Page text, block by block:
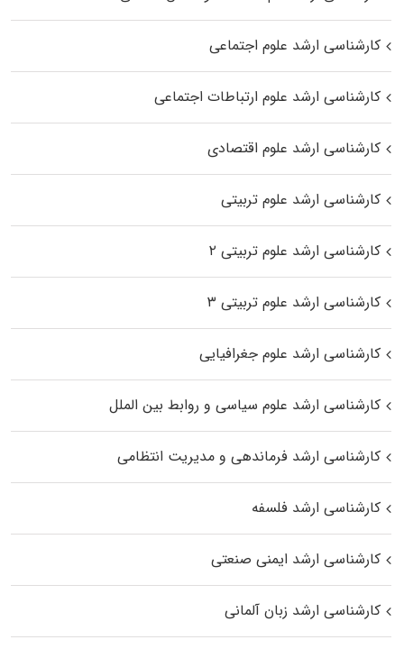
کارشناسی ارشد علوم اجتماعی
کارشناسی ارشد علوم ارتباطات اجتماعی
کارشناسی ارشد علوم اقتصادی
کارشناسی ارشد علوم تربیتی
کارشناسی ارشد علوم تربیتی ۲
کارشناسی ارشد علوم تربیتی ۳
کارشناسی ارشد علوم جغرافیایی
کارشناسی ارشد علوم سیاسی و روابط بین الملل
کارشناسی ارشد فرماندهی و مدیریت انتظامی
کارشناسی ارشد فلسفه
کارشناسی ارشد ایمنی صنعتی
کارشناسی ارشد زبان آلمانی